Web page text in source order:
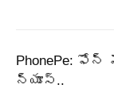
PhonePe:
న్యూస్..